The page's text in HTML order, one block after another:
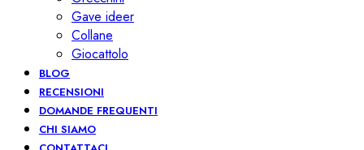
Gave ideer
Collane
Giocattolo
BLOG
RECENSIONI
DOMANDE FREQUENTI
CHI SIAMO